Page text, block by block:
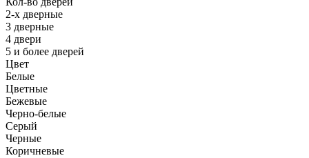
2-х дверные
3 дверные
4 двери
5 и более дверей
Цвет
Белые
Цветные
Бежевые
Черно-белые
Серый
Черные
Коричневые